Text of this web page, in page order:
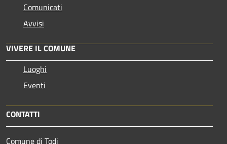
Comunicati
Avvisi
VIVERE IL COMUNE
Luoghi
Eventi
CONTATTI
Comune di Todi